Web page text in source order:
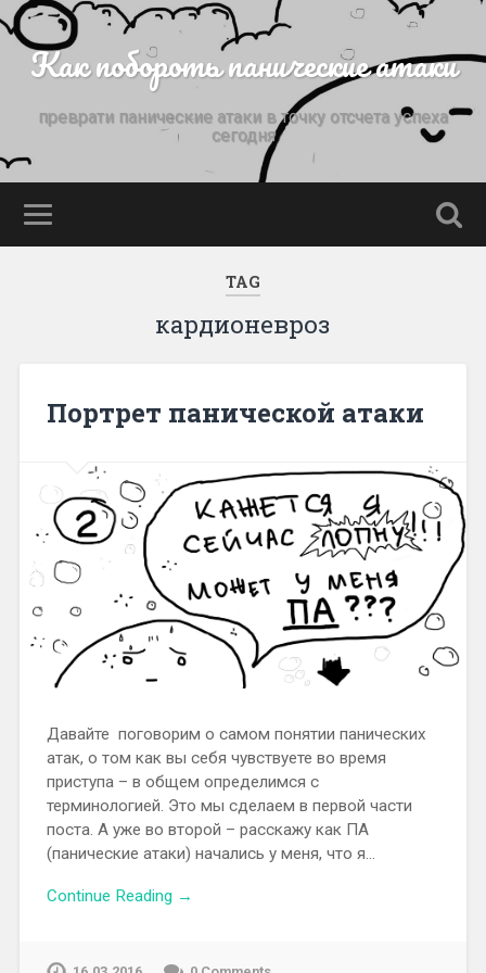
Как побороть панические атаки
преврати панические атаки в точку отсчета успеха
сегодня
TAG
кардионевроз
Портрет панической атаки
Давайте поговорим о самом понятии панических
атак, о том как вы себя чувствуете во время
приступа – в общем определимся с
терминологией. Это мы сделаем в первой части
поста. А уже во второй – расскажу как ПА
(панические атаки) начались у меня, что я…
Continue Reading →